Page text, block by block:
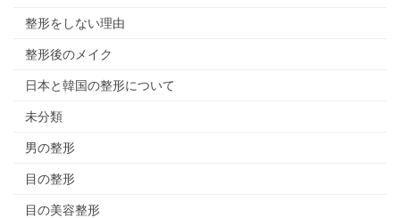
整形をしない理由
整形後のメイク
日本と韓国の整形について
未分類
男の整形
目の整形
目の美容整形